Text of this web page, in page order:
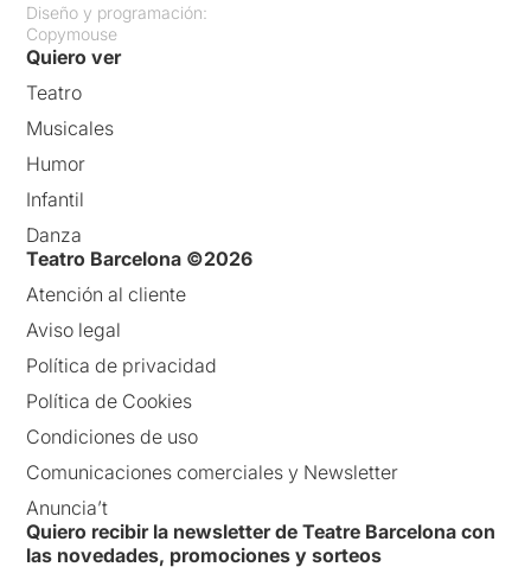
Diseño y programación:
Copymouse
Quiero ver
Teatro
Musicales
Humor
Infantil
Danza
Teatro Barcelona ©2026
Atención al cliente
Aviso legal
Política de privacidad
Política de Cookies
Condiciones de uso
Comunicaciones comerciales y Newsletter
Anuncia’t
Quiero recibir la newsletter de Teatre Barcelona con
las novedades, promociones y sorteos